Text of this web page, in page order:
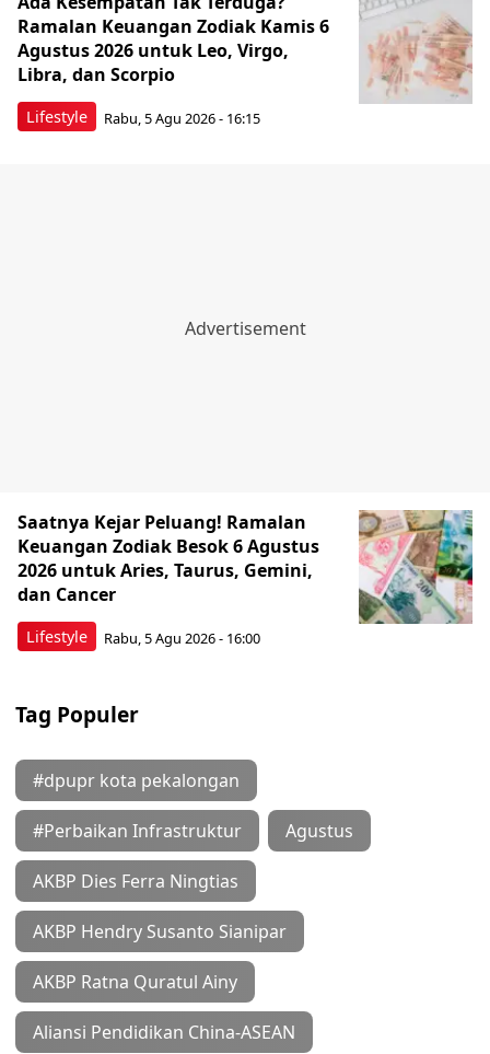
Lifestyle
Ramalan Keuangan Zodiak Kamis 6
Agustus 2026 untuk Leo, Virgo,
Libra, dan Scorpio
Rabu, 5 Agu 2026 - 16:15
Lifestyle
Saatnya Kejar Peluang! Ramalan
Keuangan Zodiak Besok 6 Agustus
2026 untuk Aries, Taurus, Gemini,
dan Cancer
Rabu, 5 Agu 2026 - 16:00
Tag Populer
#dpupr kota pekalongan
#Perbaikan Infrastruktur Agustus
AKBP Dies Ferra Ningtias
AKBP Hendry Susanto Sianipar
AKBP Ratna Quratul Ainy
Aliansi Pendidikan China-ASEAN